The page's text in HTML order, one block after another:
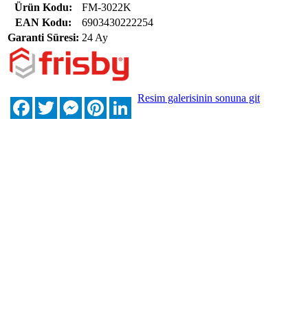
Ürün Kodu:
FM-3022K
EAN Kodu:
6903430222254
Garanti Süresi: 24 Ay
FacebookTwitterMessengerPinterestLinkedIn
Resim galerisinin sonuna git